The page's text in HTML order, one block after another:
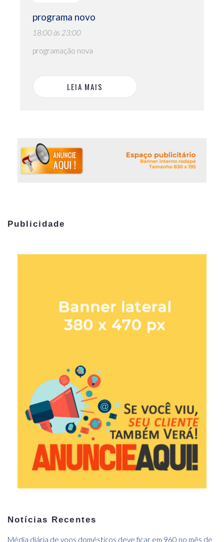
programa novo
18:00 às 23:00
programação nova
LEIA MAIS
Publicidade
Notícias Recentes
Média diária de voos domésticos deve ficar em 960 no mês de